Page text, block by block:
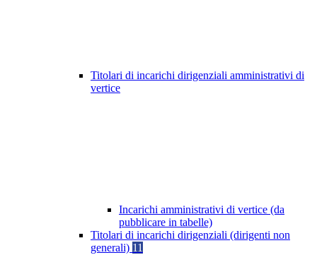
Titolari di incarichi dirigenziali amministrativi di
vertice
Incarichi amministrativi di vertice (da
pubblicare in tabelle)
Titolari di incarichi dirigenziali (dirigenti non
generali) 11